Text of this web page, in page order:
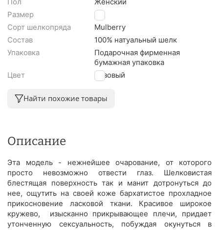
Размер
L
Сорт шелкопряда
Mulberry
Состав
100% натуальный шелк
Упаковка
Подарочная фирменная
бумажная упаковка
Цвет
Розовый
Найти похожие товары
Описание
Эта модель - нежнейшее очарование, от которого
просто невозможно отвести глаз. Шелковистая
блестящая поверхность так и манит дотронуться до
нее, ощутить на своей коже бархатистое прохладное
прикосновение ласковой ткани. Красивое широкое
кружево, изысканно прикрывающее плечи, придает
утонченную сексуальность, побуждая окунуться в